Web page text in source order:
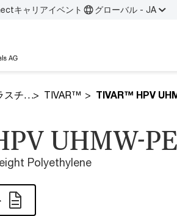
キャリアイベント グローバル - JA
エンジニアリングプラスチック TIVAR™ TIVAR™ HPV
UHMW-PE
Polyethylene